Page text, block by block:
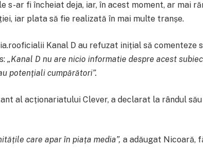
s-ar fi încheiat deja, iar, în acest moment, ar mai
iar plata să fie realizată în mai multe tranșe.
Kanal D au refuzat inițial să comenteze
„Kanal D nu are nicio informatie despre acest
potenţiali cumpărători”.
al acționariatului Clever, a declarat la rândul său
care apar în piața media”, a adăugat Nicoară,